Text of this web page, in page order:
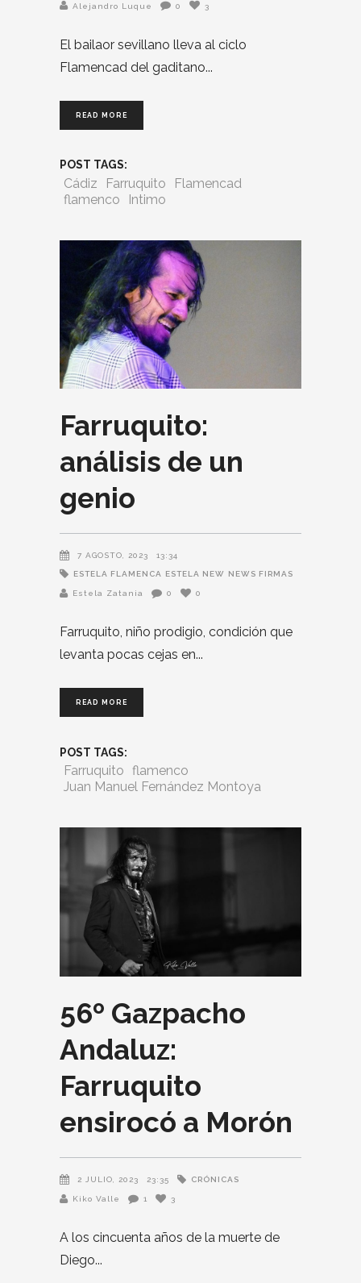
Alejandro Luque 0 3
El bailaor sevillano lleva al ciclo
Flamencad del gaditano
READ MORE
POST TAGS:
Cádiz Farruquito
Flamencad
flamenco
Intimo
Farruquito:
análisis de un
genio
7 AGOSTO, 2023 13:34
ESTELA FLAMENCA ESTELA NEW NEWS FIRMAS
Estela Zatania 0 0
Farruquito, niño prodigio, condición que
levanta pocas cejas en
READ MORE
POST TAGS:
Farruquito flamenco
Juan Manuel Fernández Montoya
56º Gazpacho
Andaluz:
Farruquito
ensirocó a Morón
2 JULIO, 2023 23:35 CRÓNICAS
Kiko Valle 1 3
A los cincuenta años de la muerte de
Diego